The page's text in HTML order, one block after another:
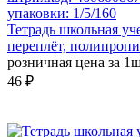
упаковки: 1/5/160
Тетрадь школьная
переплёт,
розничная цена за
46 ₽